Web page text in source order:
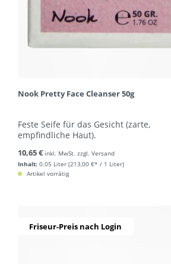
Nook Pretty Face Cleanser 50g
Feste Seife für das Gesicht (zarte,
empfindliche Haut).
Inhalt: 0.05 Liter (213,00 €* / 1 Liter)
10,65 € inkl. MwSt. zzgl. Versand
Artikel vorrätig
Friseur-Preis nach Login